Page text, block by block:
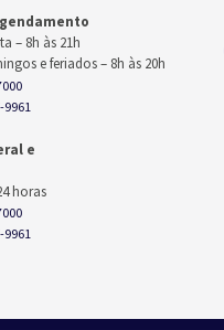
– 8h às 21h
e feriados– 8h às 20h
9961
e
horas
9961